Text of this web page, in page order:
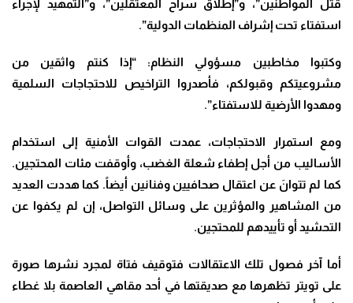
قتل المواطنين”، و”إطلاق سراح المعتقلين”، و”التمهيد لإجراء
استفتاء تحت إشراف المنظمات الدولية”.
وكتبوا مخاطبين مسؤولي النظام: “إذا كنتم واثقين من
مشروعيتكم وقبولكم، فأصدروا التراخيص للاحتجاجات السلمية
ومهدوا الأرضية للاستفتاء”.
ومع استمرار الاحتجاجات، عمدت القوات الأمنية إلى استخدام
الأساليب من أجل إطفاء شعلة الغضب، وأوقفت مئات المحتجين.
كما لم تتوانَ عن اعتقال صحافيين وفنانين أيضاً. كما هددت العديد
من المشاهير والمؤثرين على وسائل التواصل، إن لم يكفوا عن
التحشيد أو تأييدهم للمحتجين.
أما آخر فصول تلك الاعتقالات فتوقيف فتاة لمجرد نشرها صورة
على تويتر تظهرها مع صديقتها في أحد مقاهي العاصمة بلا غطاء